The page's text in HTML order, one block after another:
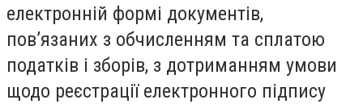
електронній формі документів,
пов’язаних з обчисленням та сплатою
податків і зборів, з дотриманням умови
щодо реєстрації електронного підпису